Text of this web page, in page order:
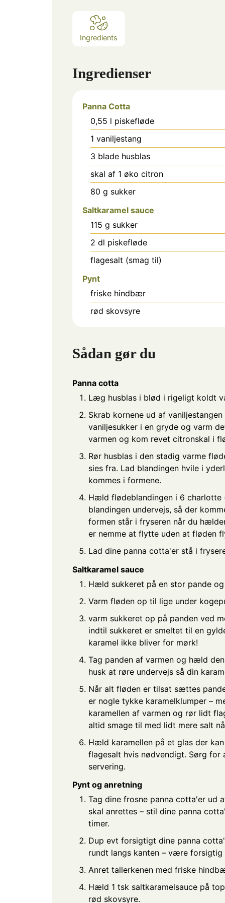
Ingredients
Ingredienser
Panna Cotta
0,55 l piskefløde
1 vaniljestang
3 blade husblas
skal af 1 øko citron
80 g sukker
Saltkaramel sauce
115 g sukker
2 dl piskefløde
flagesalt (smag til)
Pynt
friske hindbær
rød skovsyre
Sådan gør du
Panna cotta
Læg husblas i blød i rigeligt koldt
Skrab kornene ud af
vaniljesukker i en gryde og varm
varmen og kom revet citronskal i
Rør husblas i den stadig varme
sies fra. Lad blandingen hvile i
kommes i formene.
Hæld flødeblandingen i 6 charlotte
blandingen undervejs, så der
formen står i fryseren når du
er nemme at flytte uden at fløden
Lad dine panna cotta'er stå i
Saltkaramel sauce
Hæld sukkeret på en stor pande
Varm fløden op til lige under
varm sukkeret op på panden ved
indtil sukkeret er smeltet til en
karamel ikke bliver for mørk!
Tag panden af varmen og hæld
husk at røre undervejs så din
Når alt fløden er tilsat sættes
er nogle tykke karamelklumper –
karamellen af varmen og rør lidt
altid smage til med lidt mere salt
Hæld karamellen på et glas der
flagesalt hvis nødvendigt. Sørg for
servering.
Pynt og anretning
Tag dine frosne panna cotta'er ud
skal anrettes – stil dine panna
timer.
Dup evt forsigtigt dine panna
rundt langs kanten – være
Anret tallerkenen med friske
Hæld 1 tsk saltkaramelsauce på
rød skovsyre.